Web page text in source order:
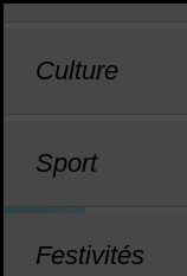
Culture
Sport
Festivités